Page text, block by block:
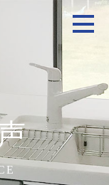
工事メニュ
お客様の声